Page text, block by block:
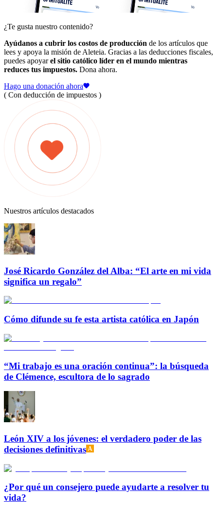
¿Te gusta nuestro contenido?
Ayúdanos a cubrir los costos de producción de los artículos que
lees y apoya la misión de Aleteia. Gracias a las deducciones fiscales,
puedes apoyarel sitio católico líder en el mundo mientras
reduces tus impuestos. Dona ahora.
Hago una donación ahora
( Con deducción de impuestos )
Nuestros artículos destacados
José Ricardo González del Alba: “El arte en mi vida
significa un regalo”
Cómo difunde su fe esta artista católica en Japón
“Mi trabajo es una oración continua”: la búsqueda
de Clémence, escultora de lo sagrado
León XIV a los jóvenes: el verdadero poder de las
decisiones definitivas
¿Por qué un consejero puede ayudarte a resolver tu
vida?